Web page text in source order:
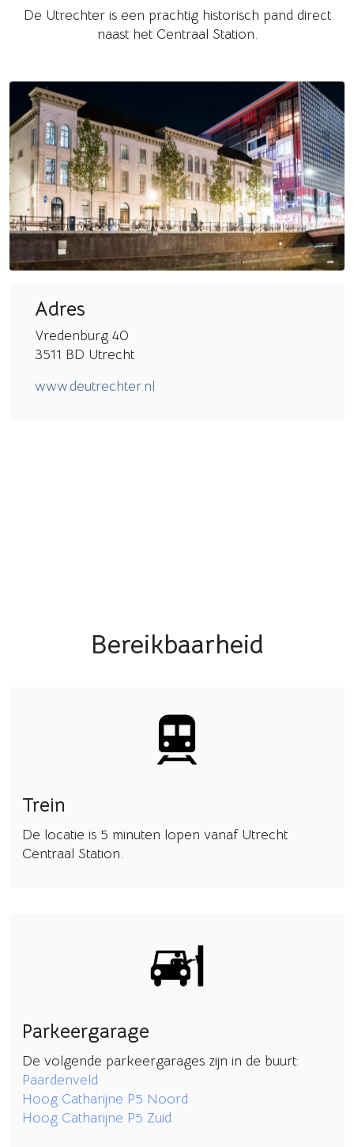
De Utrechter is een prachtig historisch pand direct
naast het Centraal Station.
Adres
Vredenburg 40
3511 BD Utrecht
www.deutrechter.nl
Bereikbaarheid
Trein
De locatie is 5 minuten lopen vanaf Utrecht
Centraal Station.
Parkeergarage
De volgende parkeergarages zijn in de buurt:
Paardenveld
Hoog Catharijne P5 Noord
Hoog Catharijne P5 Zuid